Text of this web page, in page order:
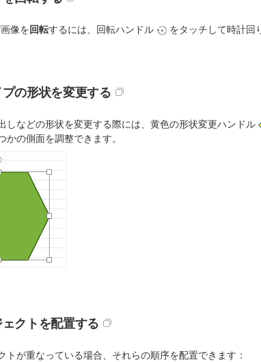
像を回転するには、回転ハンドル をタッチして時計回
の形状を変更する
しなどの形状を変更する際には、黄色の形状変更ハンドル
かの側面を調整できます。
クトを配置する
トが重なっている場合、それらの順序を配置できます：